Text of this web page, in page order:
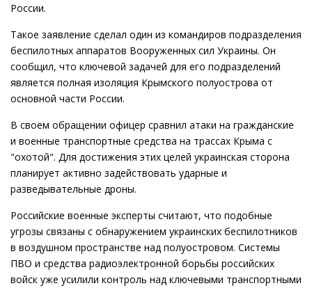
России.
Такое заявление сделал один из командиров подразделения
беспилотных аппаратов Вооруженных сил Украины. Он
сообщил, что ключевой задачей для его подразделений
является полная изоляция Крымского полуострова от
основной части России.
В своем обращении офицер сравнил атаки на гражданские
и военные транспортные средства на трассах Крыма с
"охотой". Для достижения этих целей украинская сторона
планирует активно задействовать ударные и
разведывательные дроны.
Российские военные эксперты считают, что подобные
угрозы связаны с обнаружением украинских беспилотников
в воздушном пространстве над полуостровом. Системы
ПВО и средства радиоэлектронной борьбы российских
войск уже усилили контроль над ключевыми транспортными